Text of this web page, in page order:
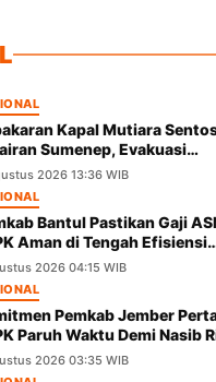
Kapal Mutiara
Sumenep, Evakuasi
2026 13:36 WIB
Bantul Pastikan Gaji
Aman di Tengah Efisiensi
2026 04:15 WIB
Pemkab Jember
Paruh Waktu Demi Nasib
2026 03:35 WIB